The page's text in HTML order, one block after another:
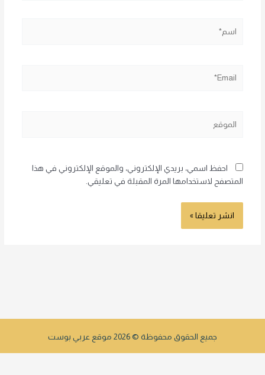
احفظ اسمي، بريدي الإلكتروني، والموقع الإلكتروني في هذا
المتصفح لاستخدامها المرة المقبلة في تعليقي.
جميع الحقوق محفوظة © 2026 موقع عربي بوست